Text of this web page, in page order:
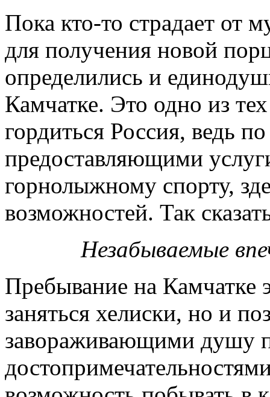
Пока кто-то страдает от
для получения новой
определились и
Камчатке. Это одно из
гордиться Россия, ведь
предоставляющими
горнолыжному спорту,
возможностей. Так
Незабываемые
Пребывание на Камчатке
заняться хелиски, но и
завораживающими душу